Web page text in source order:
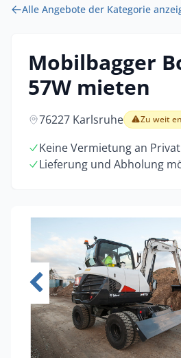
Alle Angebote der Kategorie
Mobilbagger
57W mieten
76227 Karlsruhe Zu weit
Keine Vermietung an
Lieferung und Abholung